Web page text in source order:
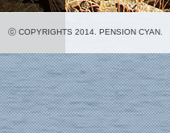
ⓒ COPYRIGHTS 2014. PENSION CYAN.